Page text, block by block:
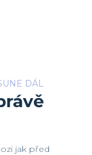
DÁL
jak před